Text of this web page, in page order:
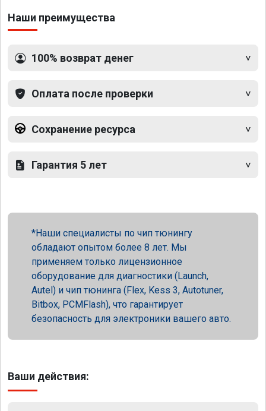
Наши преимущества
100% возврат денег
Оплата после проверки
Сохранение ресурса
Гарантия 5 лет
Наши специалисты по чип тюнингу
обладают опытом более 8 лет. Мы
применяем только лицензионное
оборудование для диагностики (Launch,
Autel) и чип тюнинга (Flex, Kess 3, Autotuner,
Bitbox, PCMFlash), что гарантирует
безопасность для электроники вашего авто.
Ваши действия: